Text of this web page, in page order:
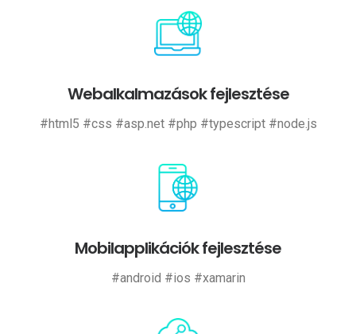
Webalkalmazások fejlesztése
#html5 #css #asp.net #php #typescript #node.js
Mobilapplikációk fejlesztése
#android #ios #xamarin